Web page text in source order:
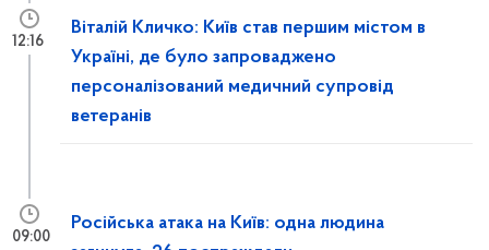
Віталій Кличко: Київ став першим містом в
Україні, де було запроваджено
персоналізований медичний супровід
ветеранів
12:16
Російська атака на Київ: одна людина
09:00